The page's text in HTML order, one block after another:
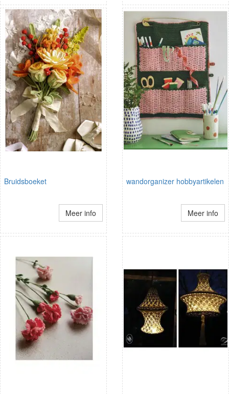
Bruidsboeket
Meer info
wandorganizer hobbyartikelen
Meer info